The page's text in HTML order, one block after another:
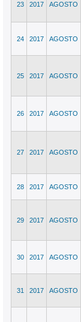
23 2017 AGOSTO
24 2017 AGOSTO
25 2017 AGOSTO
26 2017 AGOSTO
27 2017 AGOSTO
28 2017 AGOSTO
29 2017 AGOSTO
30 2017 AGOSTO
31 2017 AGOSTO